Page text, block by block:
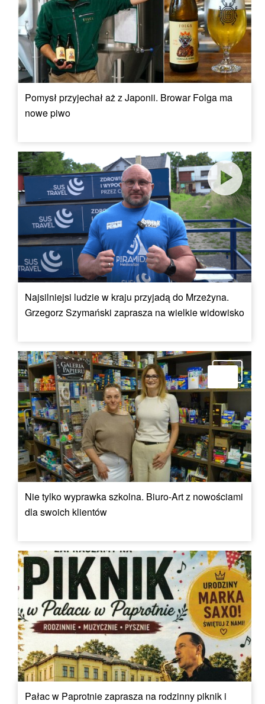
Pomysł przyjechał aż z Japonii. Browar Folga ma
nowe piwo
Najsilniejsi ludzie w kraju przyjadą do Mrzeżyna.
Grzegorz Szymański zaprasza na wielkie widowisko
Nie tylko wyprawka szkolna. Biuro-Art z nowościami
dla swoich klientów
Pałac w Paprotnie zaprasza na rodzinny piknik i